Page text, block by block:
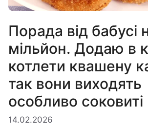
Порада від бабусі
мільйон. Додаю в
котлети квашену
так вони виходять
особливо соковиті
14.02.2026